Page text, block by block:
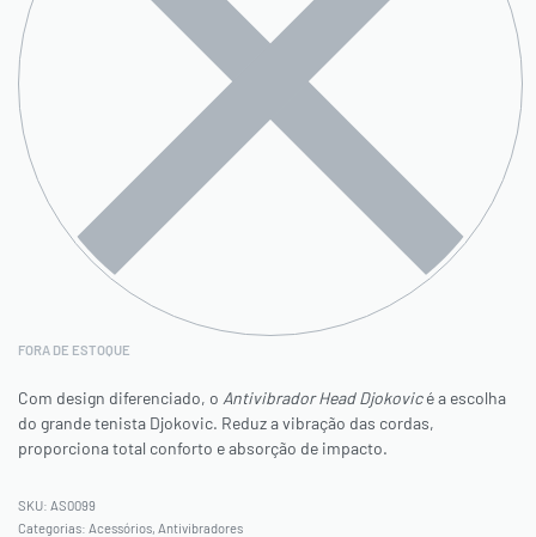
FORA DE ESTOQUE
Com design diferenciado, o Antivibrador Head Djokovicé a escolha
do grande tenista Djokovic. Reduz a vibração das cordas,
proporciona total conforto e absorção de impacto.
AS0099
Categorias: Acessórios, Antivibradores